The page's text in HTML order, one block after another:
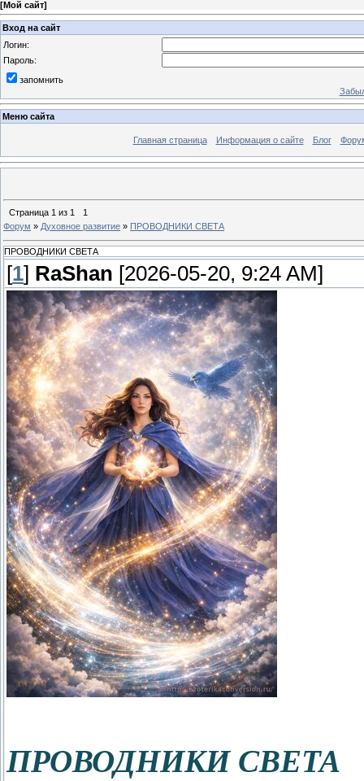
[Мой сайт]
Вход на сайт
Логин:
Пароль:
запомнить
Меню сайта
Главная страница Информация о сайте Блог
Страница 1 из 1
1
Форум » Духовное развитие » ПРОВОДНИКИ СВЕТА
ПРОВОДНИКИ СВЕТА
[1] RaShan [2026-05-20, 9:24 AM]
ПРОВОДНИКИ СВЕТА